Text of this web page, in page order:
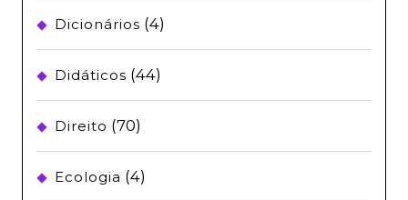
Dicionários (4)
Didáticos (44)
Direito (70)
Ecologia (4)